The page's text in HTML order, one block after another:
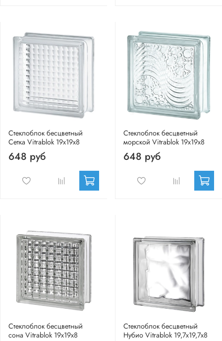
Стеклоблок бесцветный
Сетка Vitrablok 19х19х8
648 руб
Стеклоблок бесцветный
морской Vitrablok 19х19х8
648 руб
Стеклоблок бесцветный
сона Vitrablok 19х19х8
Стеклоблок бесцветный
Нубио Vitrablok 19,7x19,7x8